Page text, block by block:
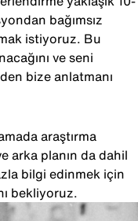
bağımsız
istiyoruz. Bu
ve seni
bize anlatmanı
araştırma
arka planın da dahil
bilgi edinmek için
bekliyoruz.